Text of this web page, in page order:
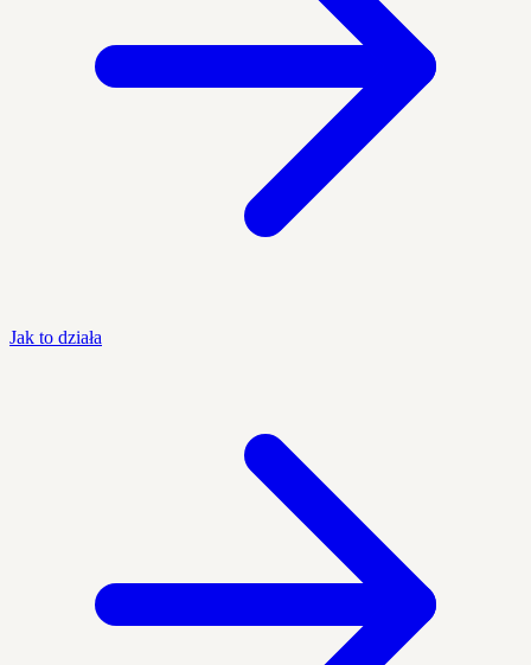
Jak to działa